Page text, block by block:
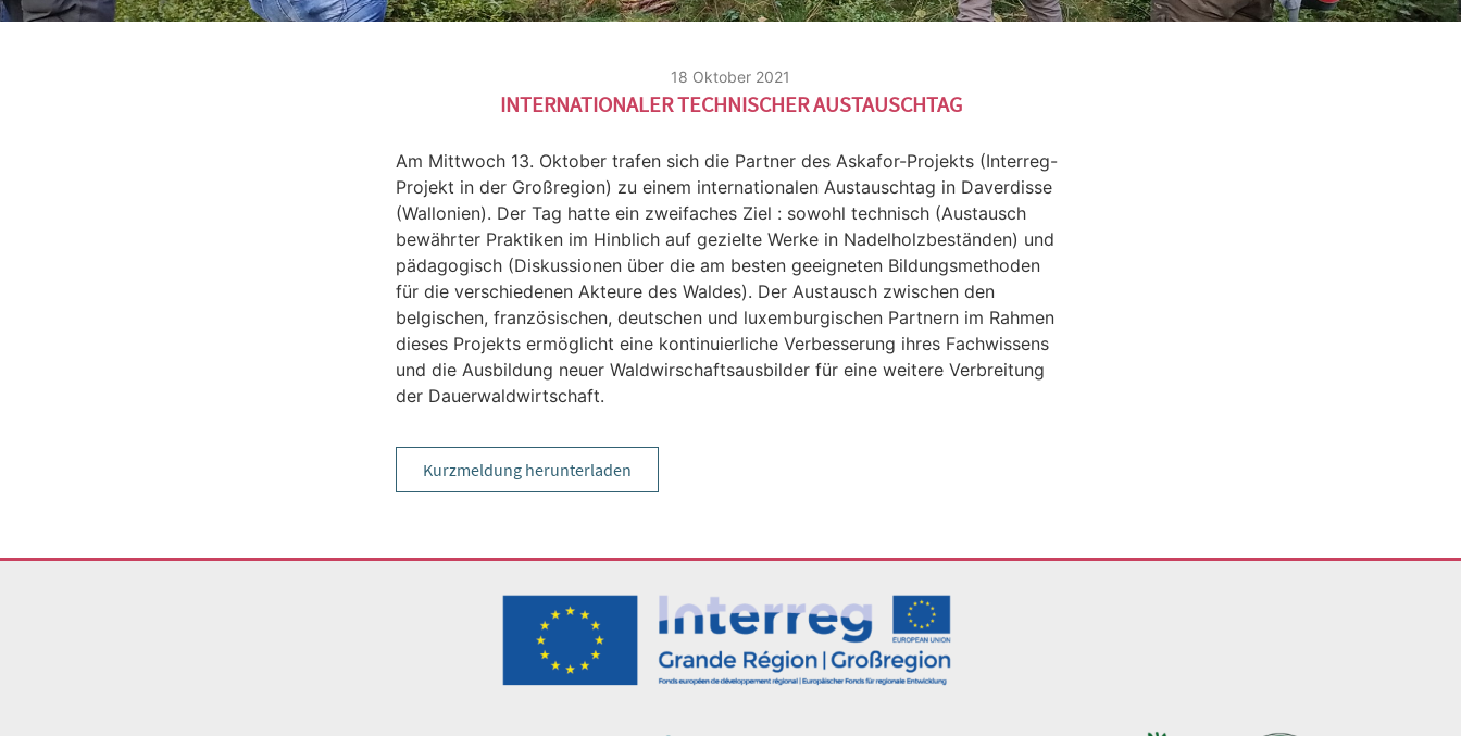
18 Oktober 2021
INTERNATIONALER TECHNISCHER AUSTAUSCHTAG
Am Mittwoch 13. Oktober trafen sich die Partner des Askafor-Projekts (Interreg-
Projekt in der Großregion) zu einem internationalen Austauschtag in Daverdisse
(Wallonien). Der Tag hatte ein zweifaches Ziel : sowohl technisch (Austausch
bewährter Praktiken im Hinblich auf gezielte Werke in Nadelholzbeständen) und
pädagogisch (Diskussionen über die am besten geeigneten Bildungsmethoden
für die verschiedenen Akteure des Waldes). Der Austausch zwischen den
belgischen, französischen, deutschen und luxemburgischen Partnern im Rahmen
dieses Projekts ermöglicht eine kontinuierliche Verbesserung ihres Fachwissens
und die Ausbildung neuer Waldwirschaftsausbilder für eine weitere Verbreitung
der Dauerwaldwirtschaft.
Kurzmeldung herunterladen